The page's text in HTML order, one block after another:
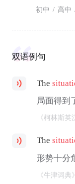
初中 / 高中
双语例句
The
局面得到
《柯林斯英
The
形势十分
《牛津词典》